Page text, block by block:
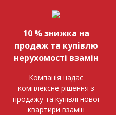
10 % знижка на
продаж та купівлю
нерухомості взамін
Компанія надає
комплексне рішення з
продажу та купівлі нової
квартири взамін